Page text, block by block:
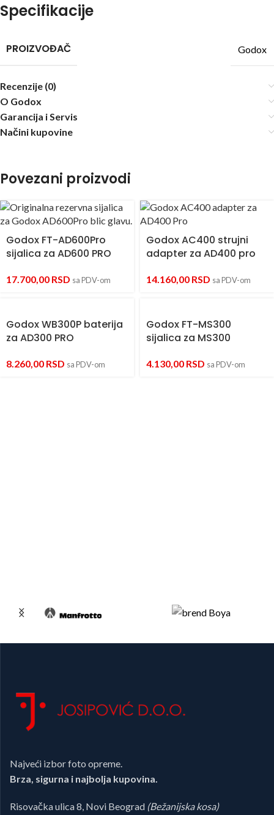
Specifikacije
PROIZVOĐAČ Godox
Recenzije (0)
O Godox
Garancija i Servis
Načini kupovine
Povezani proizvodi
Godox FT-AD600Pro
sijalica za AD600 PRO
17.700,00 RSD sa PDV-om
Godox AC400 strujni
adapter za AD400 pro
14.160,00 RSD sa PDV-om
Godox WB300P baterija
za AD300 PRO
8.260,00 RSD sa PDV-om
Godox FT-MS300
sijalica za MS300
4.130,00 RSD sa PDV-om
Najveći izbor foto opreme.
Brza, sigurna i najbolja kupovina.
Risovačka ulica 8, Novi Beograd (Bežanijska kosa)